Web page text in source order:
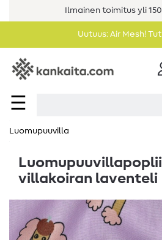
Ilmainen toimitus yli
Uutuus: Air Mesh!
☰
Luomupuuvilla
villakoiran laventeli